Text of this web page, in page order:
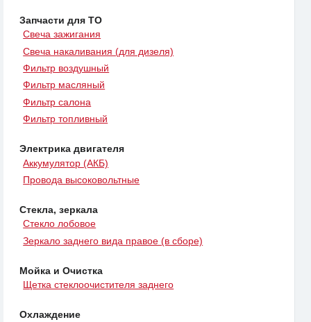
Запчасти для ТО
Свеча зажигания
Свеча накаливания (для дизеля)
Фильтр воздушный
Фильтр масляный
Фильтр салона
Фильтр топливный
Электрика двигателя
Аккумулятор (АКБ)
Провода высоковольтные
Стекла, зеркала
Стекло лобовое
Зеркало заднего вида правое (в сборе)
Мойка и Очистка
Щетка стеклоочистителя заднего
Охлаждение